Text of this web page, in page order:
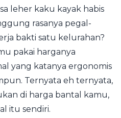
leher kaku kayak habis
rasanya pegal-
bakti satu kelurahan?
pakai harganya
yang katanya ergonomis
Ternyata eh ternyata,
di harga bantal kamu,
itu sendiri.